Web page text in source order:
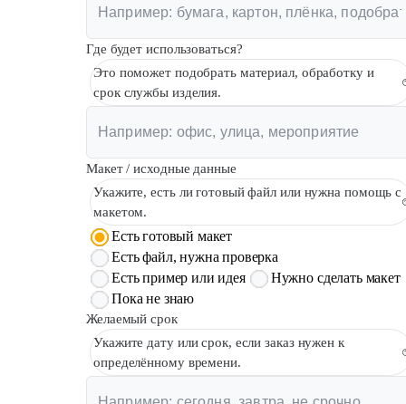
Где будет использоваться?
Это поможет подобрать материал, обработку и
срок службы изделия.
Макет / исходные данные
Укажите, есть ли готовый файл или нужна помощь с
макетом.
Есть готовый макет
Есть файл, нужна проверка
Есть пример или идея
Нужно сделать макет
Пока не знаю
Желаемый срок
Укажите дату или срок, если заказ нужен к
определённому времени.